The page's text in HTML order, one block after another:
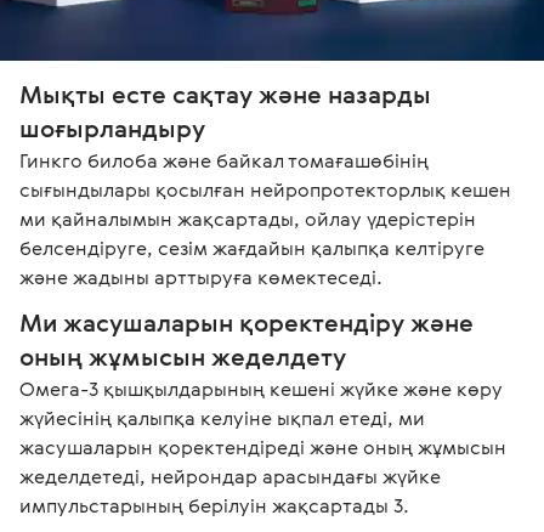
Мықты есте сақтау және назарды
шоғырландыру
Гинкго билоба және байкал томағашөбінің
сығындылары қосылған нейропротекторлық кешен
ми қайналымын жақсартады, ойлау үдерістерін
белсендіруге, сезім жағдайын қалыпқа келтіруге
және жадыны арттыруға көмектеседі.
Ми жасушаларын қоректендіру және
оның жұмысын жеделдету
Омега-3 қышқылдарының кешені жүйке және көру
жүйесінің қалыпқа келуіне ықпал етеді, ми
жасушаларын қоректендіреді және оның жұмысын
жеделдетеді, нейрондар арасындағы жүйке
импульстарының берілуін жақсартады 3.